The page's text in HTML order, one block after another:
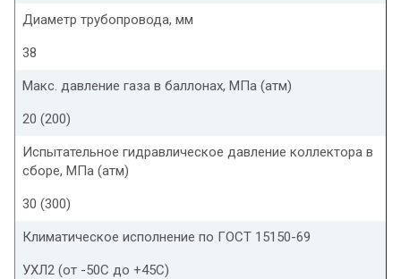
Диаметр трубопровода, мм
38
Макс. давление газа в баллонах, МПа (атм)
20 (200)
Испытательное гидравлическое давление коллектора в
сборе, МПа (атм)
30 (300)
Климатическое исполнение по ГОСТ 15150-69
УХЛ2 (от -50С до +45С)